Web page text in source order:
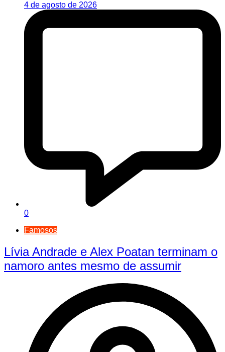
4 de agosto de 2026
0
Famosos
Lívia Andrade e Alex Poatan terminam o
namoro antes mesmo de assumir